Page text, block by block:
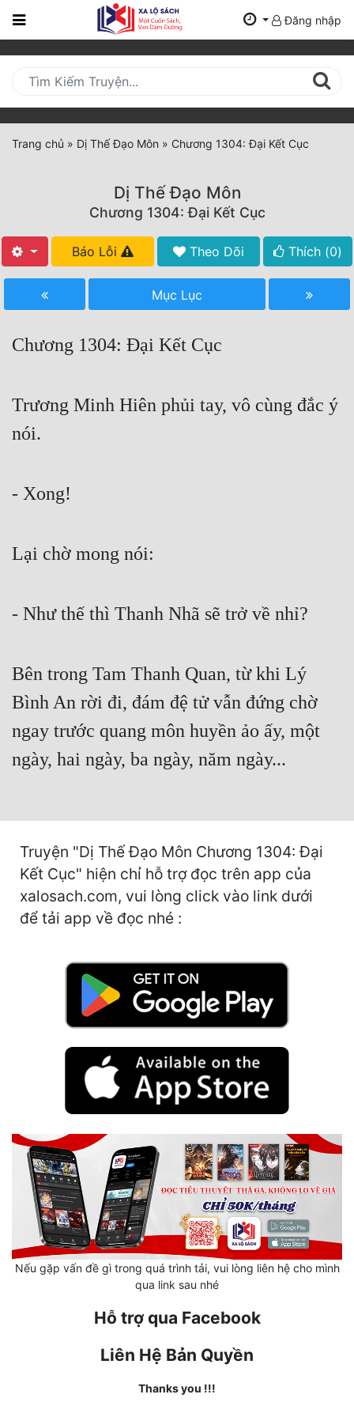
Trang
Mới
Cập
Nhật
(current)
Tất Cả
Hậu Cung
Truyện Convert
Truyện Nhập Môn
Xa Lộ Dịch
Dị Năng
Gia Đấu
Góc Nhìn Nam
Huyền Huyễn
Học Đường
Khoa Huyễn
Khoa Huyễn Không Gian
Kiếm Hiệp
Đăng nhập
Trang chủ » Dị Thế Đạo Môn » Chương 1304: Đại Kết Cục
Dị Thế Đạo Môn
Chương 1304: Đại Kết Cục
Báo Lỗi Theo Dõi Thích (0)
Mục Lục
Chương 1304: Đại Kết Cục
Trương Minh Hiên phủi tay, vô cùng đắc ý
nói.
- Xong!
Lại chờ mong nói:
- Như thế thì Thanh Nhã sẽ trở về nhỉ?
Bên trong Tam Thanh Quan, từ khi Lý
Bình An rời đi, đám đệ tử vẫn đứng chờ
ngay trước quang môn huyền ảo ấy, một
ngày, hai ngày, ba ngày, năm ngày...
Truyện "Dị Thế Đạo Môn Chương 1304: Đại
Kết Cục" hiện chỉ hỗ trợ đọc trên app của
xalosach.com, vui lòng click vào link dưới
để tải app về đọc nhé :
Nếu gặp vấn đề gì trong quá trình tải, vui lòng liên hệ cho mình
qua link sau nhé
Hỗ trợ qua Facebook
Liên Hệ Bản Quyền
Thanks you !!!